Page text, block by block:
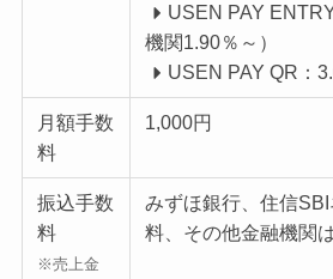
USEN PAY
機関1.90％～）
USEN PAY QR：
月額手数
料
1,000円
振込手数
料
※売上金
みずほ銀行、住信
料、その他金融機関